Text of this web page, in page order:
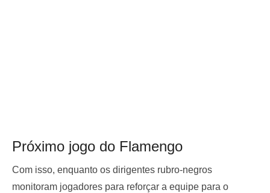
Próximo jogo do Flamengo
Com isso, enquanto os dirigentes rubro-negros
monitoram jogadores para reforçar a equipe para o